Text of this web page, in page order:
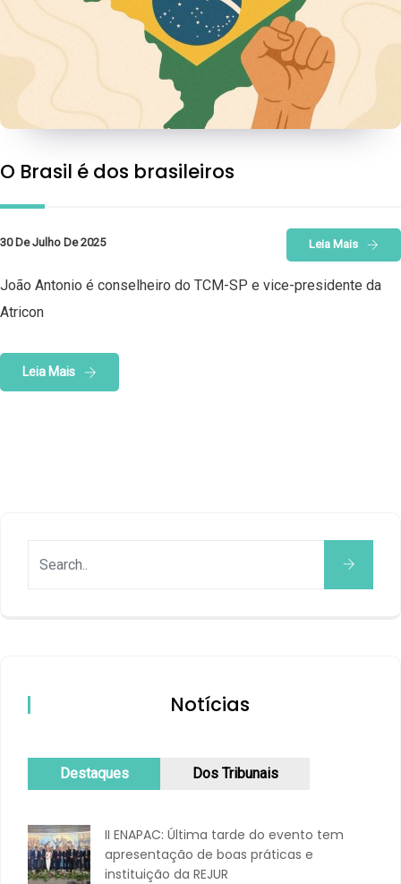
O Brasil é dos brasileiros
30 De Julho De 2025 Leia Mais
João Antonio é conselheiro do TCM-SP e vice-presidente da
Atricon
Leia Mais
Notícias
Destaques Dos Tribunais
II ENAPAC: Última tarde do evento tem
apresentação de boas práticas e
instituição da REJUR